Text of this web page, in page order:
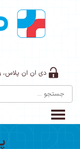
دی ان ان پلاس،